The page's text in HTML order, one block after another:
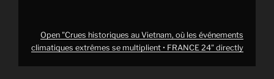
Open "Crues historiques au Vietnam, où les événements
climatiques extrêmes se multiplient • FRANCE 24" directly